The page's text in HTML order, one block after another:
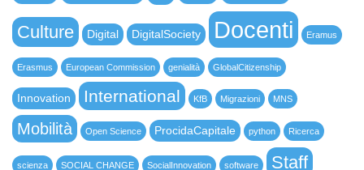
Culture Digital DigitalSociety Docenti Eramus
Erasmus European Commission genialità GlobalCitizenship
Innovation International KfB Migrazioni MNS
Mobilità Open Science ProcidaCapitale python Ricerca
scienza SOCIAL CHANGE SocialInnovation software Staff